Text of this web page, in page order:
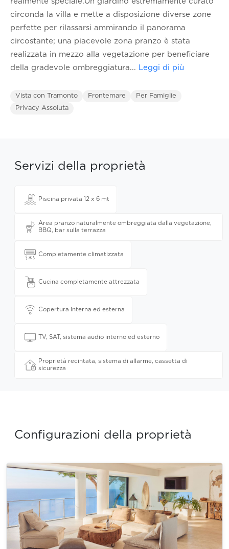
circonda la villa e mette a disposizione diverse zone
perfette per rilassarsi ammirando il panorama
circostante; una piacevole zona pranzo è stata
realizzata in mezzo alla vegetazione per beneficiare
della gradevole ombreggiatura... Leggi di più
Vista con Tramonto Frontemare
Per Famiglie
Privacy Assoluta
Servizi della proprietà
Piscina privata 12 x 6 mt
Area pranzo naturalmente ombreggiata dalla vegetazione,
BBQ, bar sulla terrazza
Completamente climatizzata
Cucina completamente attrezzata
Copertura interna ed esterna
TV, SAT, sistema audio interno ed esterno
Proprietà recintata, sistema di allarme, cassetta di
sicurezza
Configurazioni della proprietà